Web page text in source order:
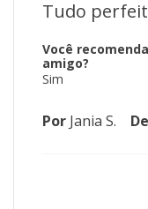
Tudo
Você
amigo?
Sim
Por Jania S. De